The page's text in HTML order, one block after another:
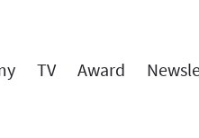
TV Award